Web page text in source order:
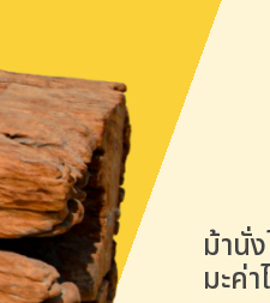
ม้านั่
มะค่